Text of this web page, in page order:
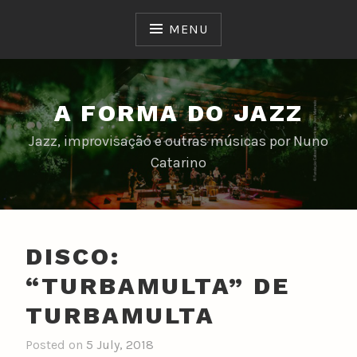
MENU
A FORMA DO JAZZ
Jazz, improvisação e outras músicas por Nuno
Catarino
DISCO:
“TURBAMULTA” DE
TURBAMULTA
Posted on 5 July, 2018